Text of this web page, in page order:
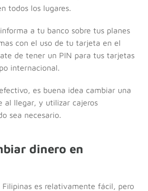
todos los lugares.
a tu banco sobre tus planes
con el uso de tu tarjeta en el
de tener un PIN para tus tarjetas
internacional.
es buena idea cambiar una
al llegar, y utilizar cajeros
sea necesario.
dinero en
Filipinas es relativamente fácil, pero